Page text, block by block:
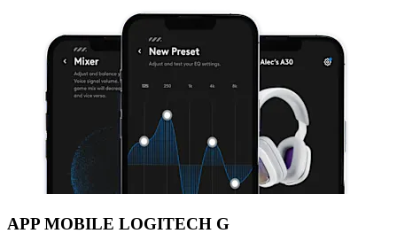
APP MOBILE LOGITECH G